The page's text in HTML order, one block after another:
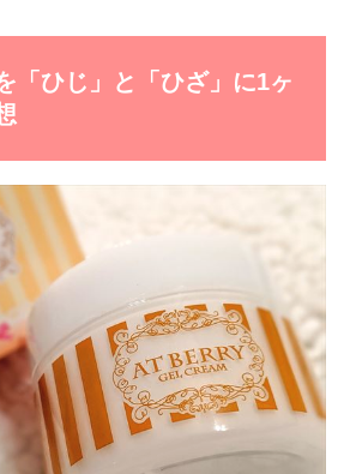
「ひじ」と「ひざ」に1ヶ